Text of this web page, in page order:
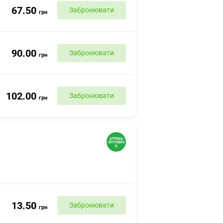
67.50 грн Забронювати
90.00 грн Забронювати
102.00 грн Забронювати
13.50 грн Забронювати